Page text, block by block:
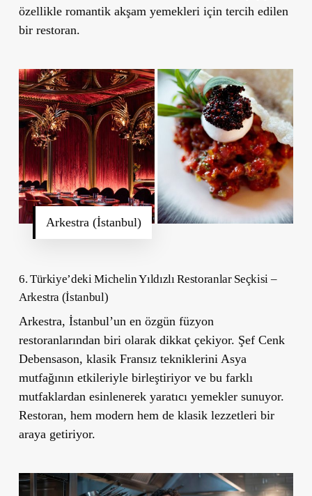
özellikle romantik akşam yemekleri için tercih edilen
bir restoran.
Arkestra (İstanbul)
6. Türkiye’deki Michelin Yıldızlı Restoranlar Seçkisi –
Arkestra (İstanbul)
Arkestra, İstanbul’un en özgün füzyon
restoranlarından biri olarak dikkat çekiyor. Şef Cenk
Debensason, klasik Fransız tekniklerini Asya
mutfağının etkileriyle birleştiriyor ve bu farklı
mutfaklardan esinlenerek yaratıcı yemekler sunuyor.
Restoran, hem modern hem de klasik lezzetleri bir
araya getiriyor.